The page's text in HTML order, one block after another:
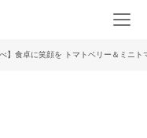
べ】食卓に笑顔を トマトベリー＆ミニ